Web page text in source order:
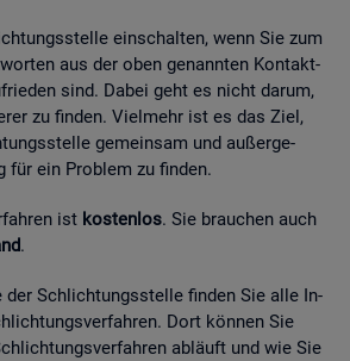
ein­schal­ten, wenn Sie zum
aus der oben ge­nann­ten Kon­takt­
sind. Dabei geht es nicht darum,
zu fin­den. Viel­mehr ist es das Ziel,
ge­mein­sam und au­ßer­ge­
für ein Pro­blem zu fin­den.
ist kos­ten­los. Sie brau­chen auch
.
der Schlich­tungs­stel­le fin­den Sie alle In­
Dort kön­nen Sie
ab­läuft und wie Sie